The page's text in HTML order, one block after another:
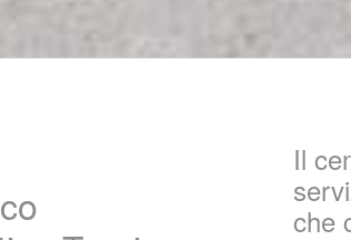
Il
che